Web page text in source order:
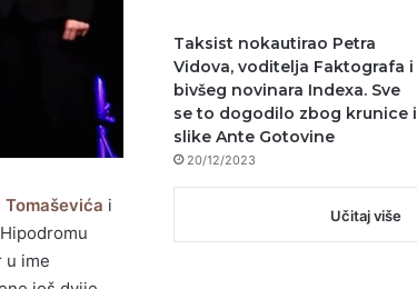
Tomaševića i
u ime
Taksist nokautirao Petra
Vidova, voditelja Faktografa i
bivšeg novinara Indexa. Sve
se to dogodilo zbog krunice i
slike Ante Gotovine
20/12/2023
Učitaj više